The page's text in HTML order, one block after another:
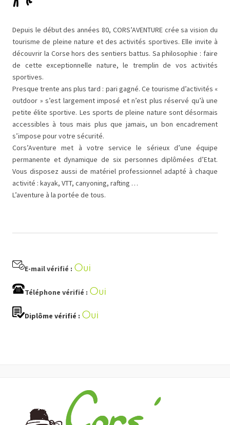
Depuis le début des années 80, CORS’AVENTURE crée sa vision du
tourisme de pleine nature et des activités sportives. Elle invite à
découvrir la Corse hors des sentiers battus. Sa philosophie : faire
de cette exceptionnelle nature, le tremplin de vos activités
sportives.
Presque trente ans plus tard : pari gagné. Ce tourisme d’activités «
outdoor » s’est largement imposé et n’est plus réservé qu’à une
petite élite sportive. Les sports de pleine nature sont désormais
accessibles à tous mais plus que jamais, un bon encadrement
s’impose pour votre sécurité.
Cors’Aventure met à votre service le sérieux d’une équipe
permanente et dynamique de six personnes diplômées d’Etat.
Vous disposez aussi de matériel professionnel adapté à chaque
activité : kayak, VTT, canyoning, rafting …
L’aventure à la portée de tous.
E-mail vérifié : Oui
Téléphone vérifié : Oui
Diplôme vérifié : Oui